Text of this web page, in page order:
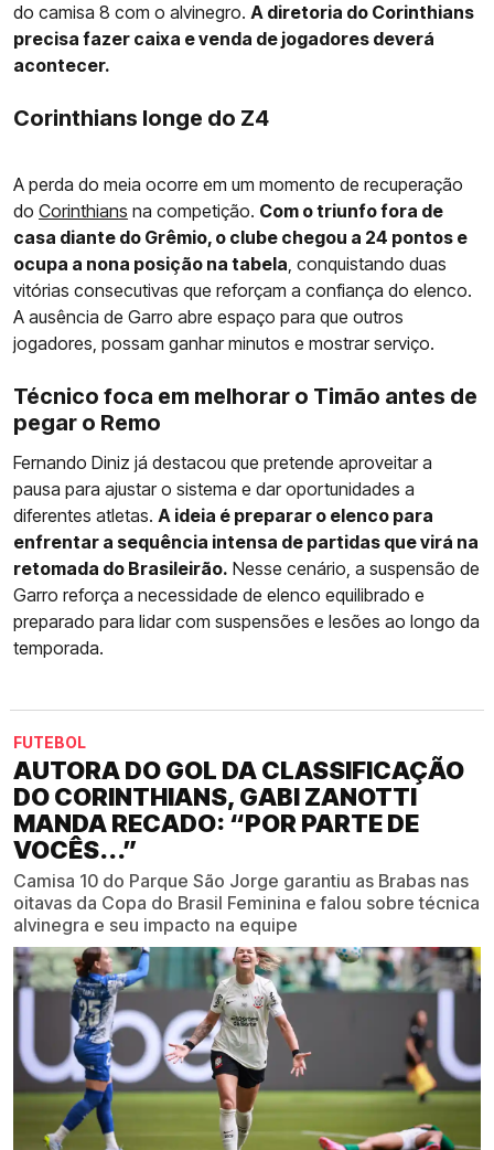
do camisa 8 com o alvinegro. A diretoria do Corinthians
precisa fazer caixa e venda de jogadores deverá
acontecer.
Corinthians longe do Z4
A perda do meia ocorre em um momento de recuperação
do Corinthians na competição. Com o triunfo fora de
casa diante do Grêmio, o clube chegou a 24 pontos e
ocupa a nona posição na tabela , conquistando duas
vitórias consecutivas que reforçam a confiança do elenco.
A ausência de Garro abre espaço para que outros
jogadores, possam ganhar minutos e mostrar serviço.
Técnico foca em melhorar o Timão antes de
pegar o Remo
Fernando Diniz já destacou que pretende aproveitar a
pausa para ajustar o sistema e dar oportunidades a
diferentes atletas. A ideia é preparar o elenco para
enfrentar a sequência intensa de partidas que virá na
retomada do Brasileirão. Nesse cenário, a suspensão de
Garro reforça a necessidade de elenco equilibrado e
preparado para lidar com suspensões e lesões ao longo da
temporada.
FUTEBOL
AUTORA DO GOL DA CLASSIFICAÇÃO
DO CORINTHIANS, GABI ZANOTTI
MANDA RECADO: “POR PARTE DE
VOCÊS...”
Camisa 10 do Parque São Jorge garantiu as Brabas nas
oitavas da Copa do Brasil Feminina e falou sobre técnica
alvinegra e seu impacto na equipe